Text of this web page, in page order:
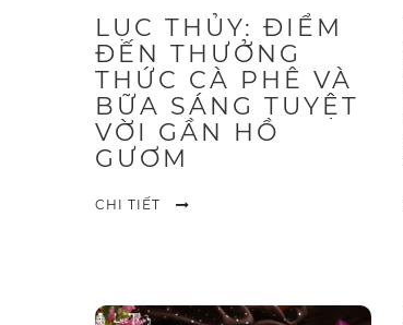
LỤC THỦY: ĐIỂM
ĐẾN THƯỞNG
THỨC CÀ PHÊ VÀ
BỮA SÁNG TUYỆT
VỜI GẦN HỒ
GƯƠM
CHI TIẾT